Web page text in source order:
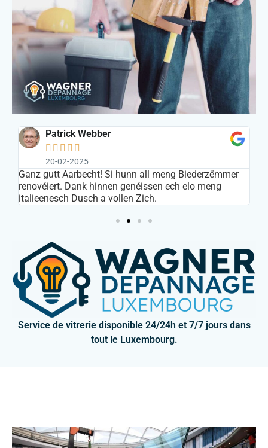
Patrick Webber
    
20-02-2025
Ganz gutt Aarbecht! Si hunn all meng Biederzëmmer
renovéiert. Dank hinnen genéissen ech elo meng
italieenesch Dusch a vollen Zich.
Service de vitrerie disponible 24/24h et 7/7 jours dans
tout le Luxembourg.